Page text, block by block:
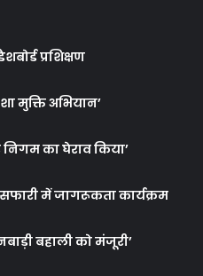
प्रशिक्षण
मुक्ति अभियान’
का घेराव किया’
में जागरूकता कार्यक्रम
बहाली को मंजूरी’